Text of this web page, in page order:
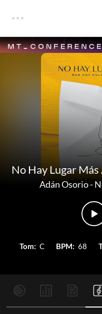
No Hay Lugar
Adán Osorio-
Tom: C BPM: 68